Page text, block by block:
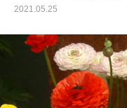
2021.05.25